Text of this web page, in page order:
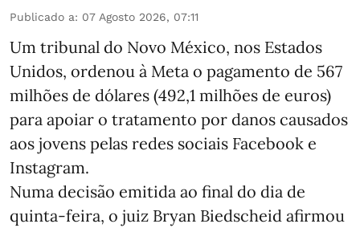
Publicado a: 07 Agosto 2026, 07:11
Um tribunal do Novo México, nos Estados
Unidos, ordenou à Meta o pagamento de 567
milhões de dólares (492,1 milhões de euros)
para apoiar o tratamento por danos causados
aos jovens pelas redes sociais Facebook e
Instagram.
Numa decisão emitida ao final do dia de
quinta-feira, o juiz Bryan Biedscheid afirmou